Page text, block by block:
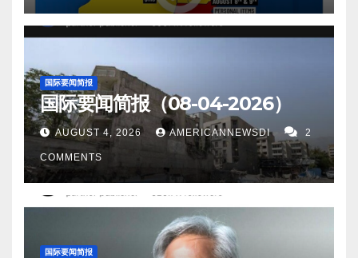
国际要闻简报
国际要闻简报（08-04-2026）
AUGUST 4, 2026 AMERICANNEWSDI 2
COMMENTS
国际要闻简报